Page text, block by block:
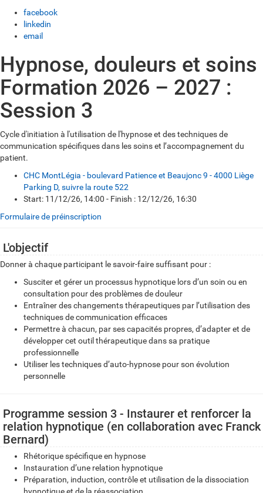
facebook
linkedin
email
Hypnose, douleurs et soins
Formation 2026 – 2027 :
Session 3
Cycle d'initiation à l'utilisation de l'hypnose et des techniques de
communication spécifiques dans les soins et l’accompagnement du
patient.
CHC MontLégia - boulevard Patience et Beaujonc 9 - 4000 Liège
Parking D, suivre la route 522
Start: 11/12/26, 14:00 - Finish : 12/12/26, 16:30
Formulaire de préinscription
L'objectif
Donner à chaque participant le savoir-faire suffisant pour :
Susciter et gérer un processus hypnotique lors d’un soin ou en
consultation pour des problèmes de douleur
Entraîner des changements thérapeutiques par l’utilisation des
techniques de communication efficaces
Permettre à chacun, par ses capacités propres, d’adapter et de
développer cet outil thérapeutique dans sa pratique
professionnelle
Utiliser les techniques d’auto-hypnose pour son évolution
personnelle
Programme session 3 - Instaurer et renforcer la
relation hypnotique (en collaboration avec Franck
Bernard)
Rhétorique spécifique en hypnose
Instauration d’une relation hypnotique
Préparation, induction, contrôle et utilisation de la dissociation